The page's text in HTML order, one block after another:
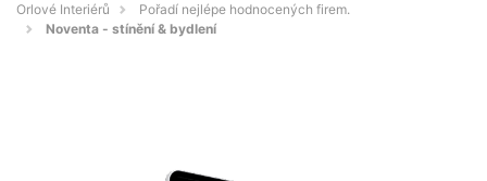
Orlové Interiérů
Pořadí nejlépe hodnocených firem.
Noventa - stínění & bydlení